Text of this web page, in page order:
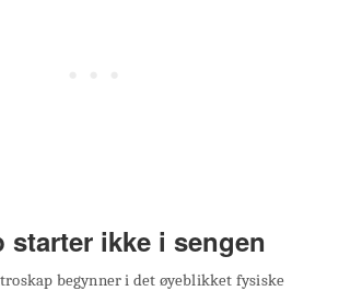
starter ikke i sengen
begynner i det øyeblikket fysiske